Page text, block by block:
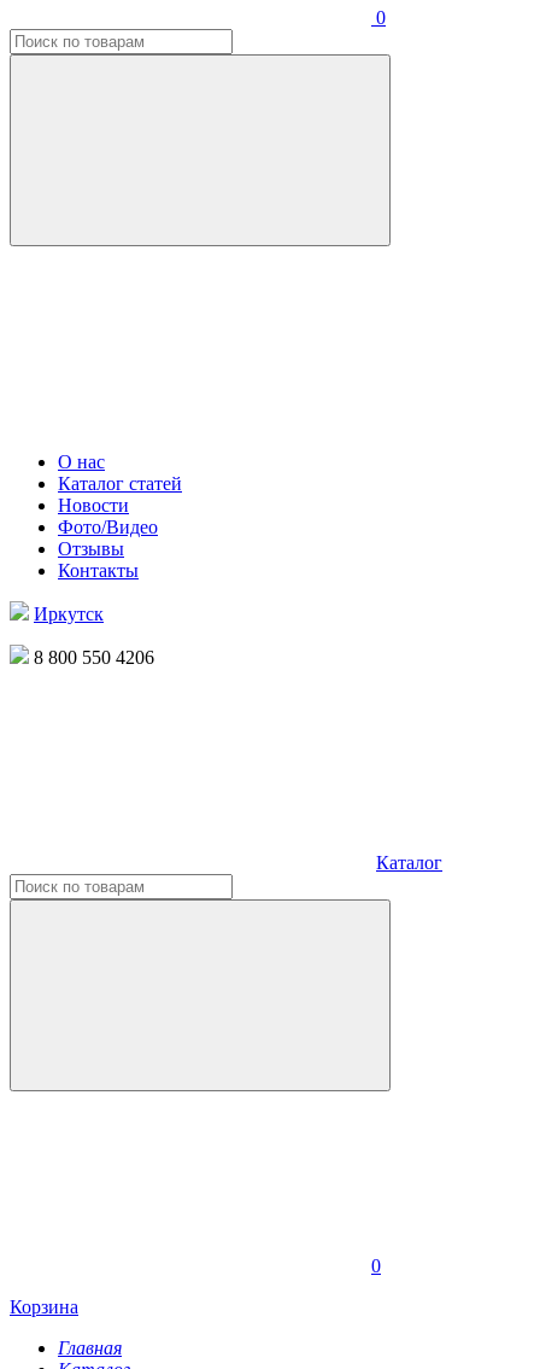
0
О нас
Каталог статей
Новости
Фото/Видео
Отзывы
Контакты
Иркутск
8 800 550 4206
Каталог
0
Корзина
Главная